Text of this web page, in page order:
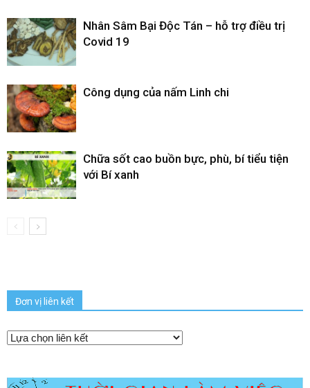
Nhân Sâm Bại Độc Tán – hỗ trợ điều trị
Covid 19
Công dụng của nấm Linh chi
Chữa sốt cao buồn bực, phù, bí tiểu tiện
với Bí xanh
Đơn vị liên kết